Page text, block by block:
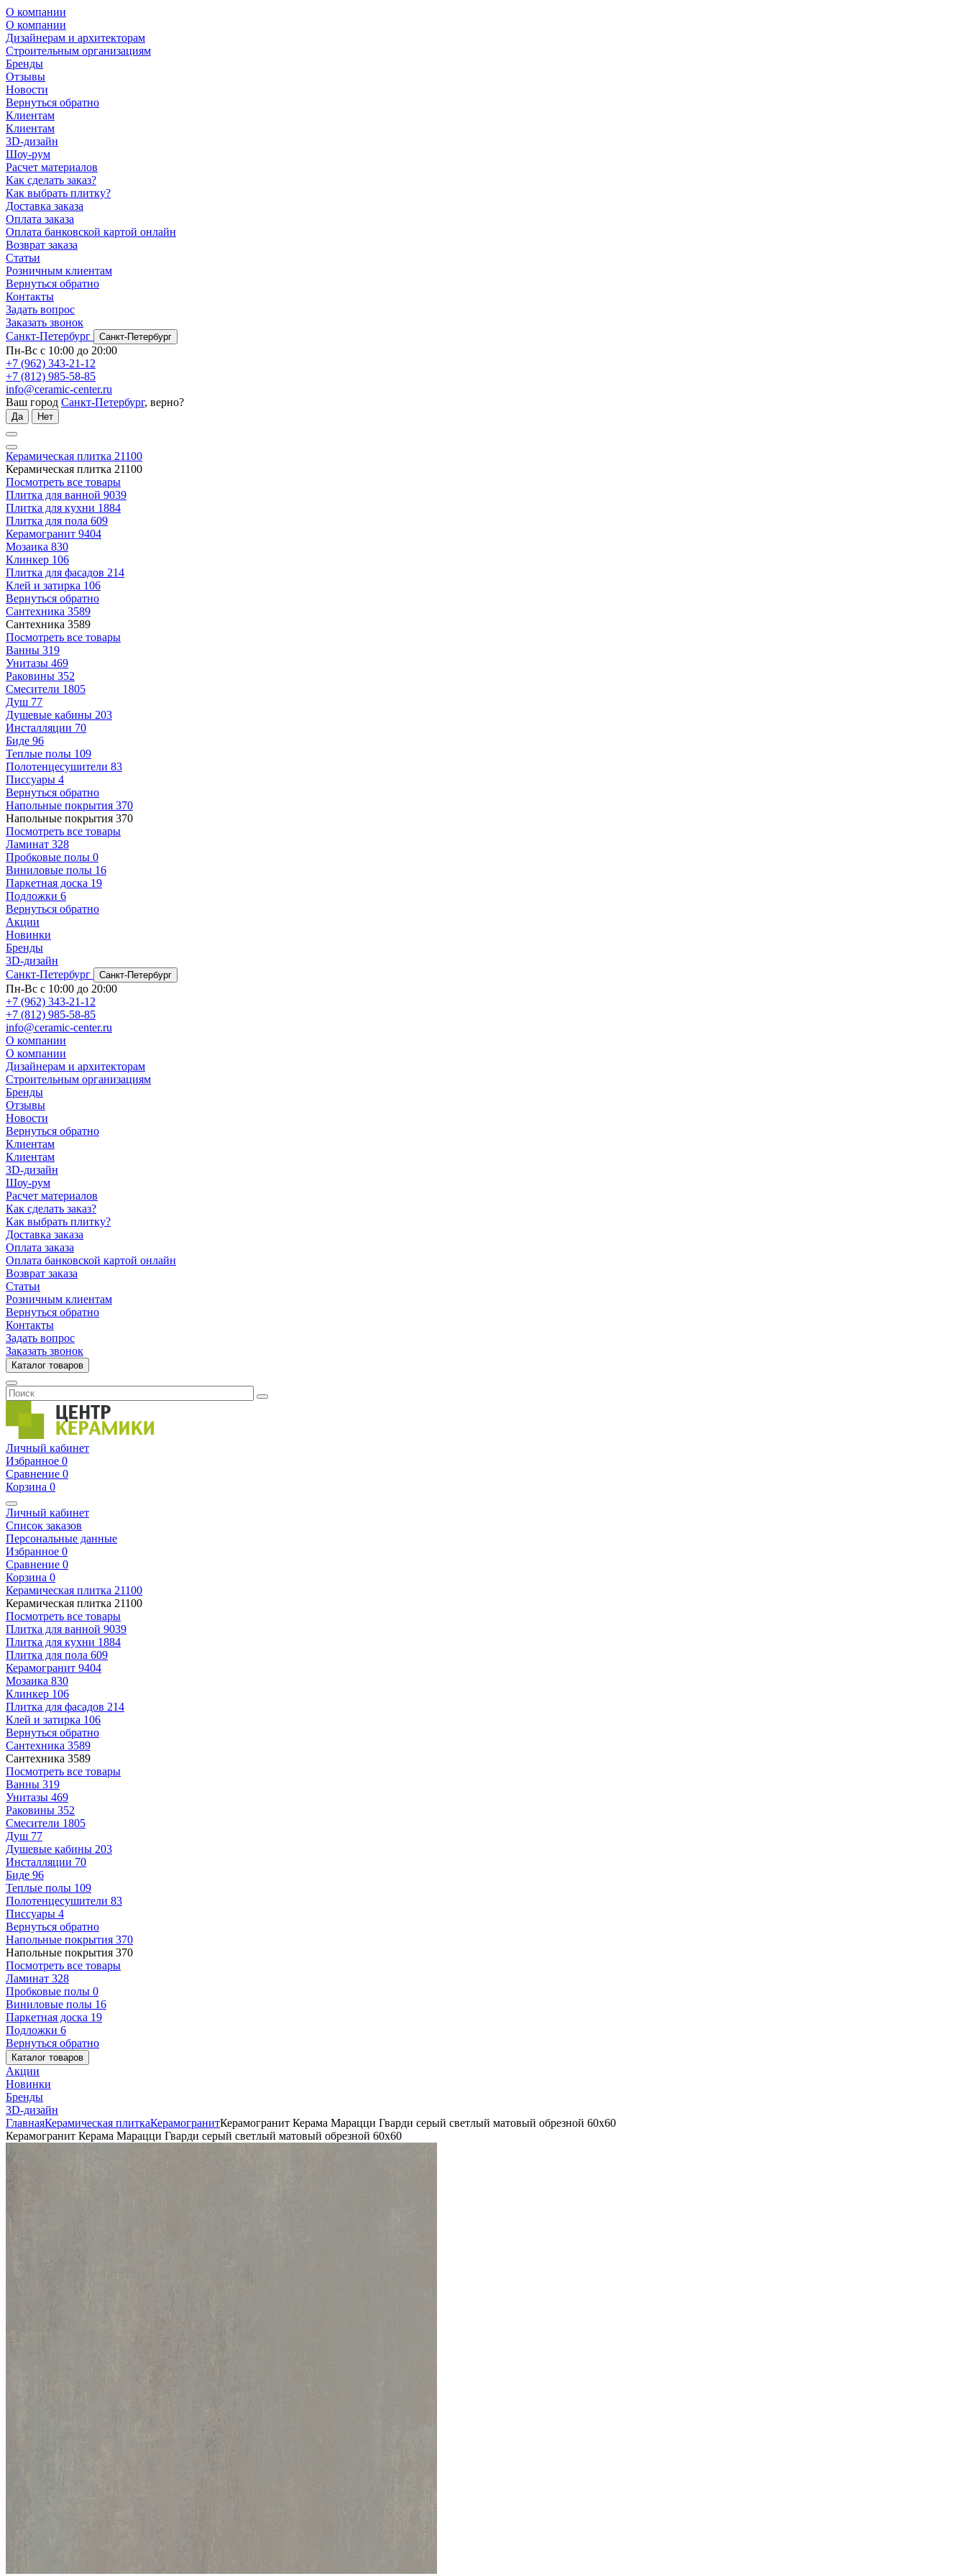
О компании
О компании
Дизайнерам и архитекторам
Строительным организациям
Бренды
Отзывы
Новости
Вернуться обратно
Клиентам
Клиентам
3D-дизайн
Шоу-рум
Расчет материалов
Как сделать заказ?
Как выбрать плитку?
Доставка заказа
Оплата заказа
Оплата банковской картой онлайн
Возврат заказа
Статьи
Розничным клиентам
Вернуться обратно
Контакты
Задать вопрос
Заказать звонок
Санкт-Петербург
Санкт-Петербург
Пн-Вс с 10:00 до 20:00
+7 (962) 343-21-12
+7 (812) 985-58-85
info@ceramic-center.ru
Ваш город Санкт-Петербург, верно?
Да Нет
Керамическая плитка 21100
Керамическая плитка 21100
Посмотреть все товары
Плитка для ванной 9039
Плитка для кухни 1884
Плитка для пола 609
Керамогранит 9404
Мозаика 830
Клинкер 106
Плитка для фасадов 214
Клей и затирка 106
Вернуться обратно
Сантехника 3589
Сантехника 3589
Посмотреть все товары
Ванны 319
Унитазы 469
Раковины 352
Смесители 1805
Душ 77
Душевые кабины 203
Инсталляции 70
Биде 96
Теплые полы 109
Полотенцесушители 83
Писсуары 4
Вернуться обратно
Напольные покрытия 370
Напольные покрытия 370
Посмотреть все товары
Ламинат 328
Пробковые полы 0
Виниловые полы 16
Паркетная доска 19
Подложки 6
Вернуться обратно
Акции
Новинки
Бренды
3D-дизайн
Санкт-Петербург
Санкт-Петербург
Пн-Вс с 10:00 до 20:00
+7 (962) 343-21-12
+7 (812) 985-58-85
info@ceramic-center.ru
О компании
О компании
Дизайнерам и архитекторам
Строительным организациям
Бренды
Отзывы
Новости
Вернуться обратно
Клиентам
Клиентам
3D-дизайн
Шоу-рум
Расчет материалов
Как сделать заказ?
Как выбрать плитку?
Доставка заказа
Оплата заказа
Оплата банковской картой онлайн
Возврат заказа
Статьи
Розничным клиентам
Вернуться обратно
Контакты
Задать вопрос
Заказать звонок
Каталог товаров
Личный кабинет
Избранное 0
Сравнение 0
Корзина 0
Личный кабинет
Список заказов
Персональные данные
Избранное 0
Сравнение 0
Корзина 0
Керамическая плитка 21100
Керамическая плитка 21100
Посмотреть все товары
Плитка для ванной 9039
Плитка для кухни 1884
Плитка для пола 609
Керамогранит 9404
Мозаика 830
Клинкер 106
Плитка для фасадов 214
Клей и затирка 106
Вернуться обратно
Сантехника 3589
Сантехника 3589
Посмотреть все товары
Ванны 319
Унитазы 469
Раковины 352
Смесители 1805
Душ 77
Душевые кабины 203
Инсталляции 70
Биде 96
Теплые полы 109
Полотенцесушители 83
Писсуары 4
Вернуться обратно
Напольные покрытия 370
Напольные покрытия 370
Посмотреть все товары
Ламинат 328
Пробковые полы 0
Виниловые полы 16
Паркетная доска 19
Подложки 6
Вернуться обратно
Каталог товаров
Акции
Новинки
Бренды
3D-дизайн
ГлавнаяКерамическая плиткаКерамогранитКерамогранит Керама Марацци Гварди серый светлый матовый обрезной 60x60
Керамогранит Керама Марацци Гварди серый светлый матовый обрезной 60x60